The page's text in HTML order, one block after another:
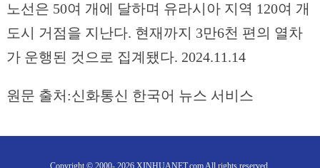
노선은 50여 개에 달하며 유라시아 지역 120여 개
도시 거점을 지난다. 현재까지 3만6천 편의 열차
가 운행된 것으로 집계됐다. 2024.11.14
원문 출처:신화통신 한국어 뉴스 서비스